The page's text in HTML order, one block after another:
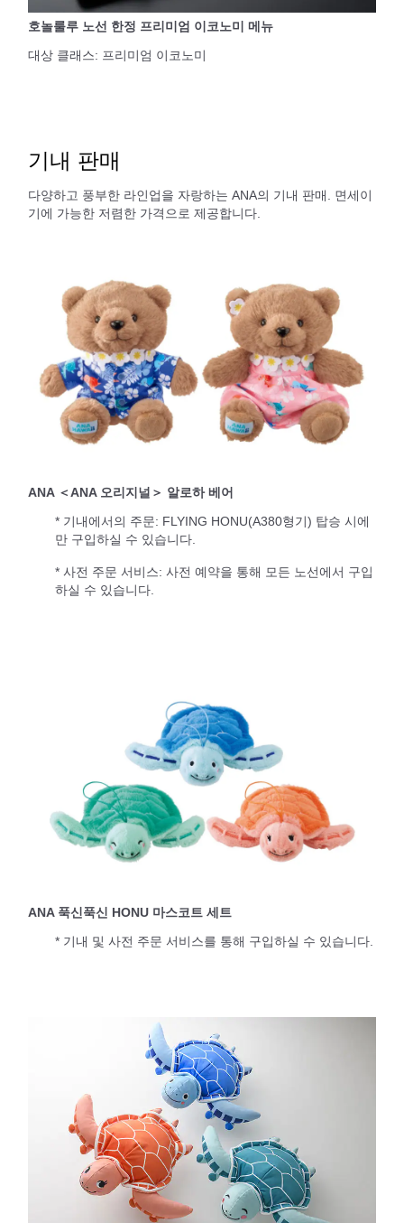
호놀룰루 노선 한정 프리미엄 이코노미 메뉴
대상 클래스: 프리미엄 이코노미
기내 판매
다양하고 풍부한 라인업을 자랑하는 ANA의 기내 판매. 면세이
기에 가능한 저렴한 가격으로 제공합니다.
ANA ＜ANA 오리지널＞ 알로하 베어
* 기내에서의 주문: FLYING HONU(A380형기) 탑승 시에
만 구입하실 수 있습니다.
* 사전 주문 서비스: 사전 예약을 통해 모든 노선에서 구입
하실 수 있습니다.
ANA 푹신푹신 HONU 마스코트 세트
* 기내 및 사전 주문 서비스를 통해 구입하실 수 있습니다.